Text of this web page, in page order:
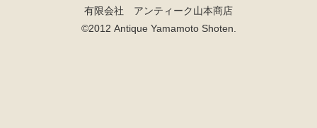
有限会社 アンティーク山本商店
©2012 Antique Yamamoto Shoten.